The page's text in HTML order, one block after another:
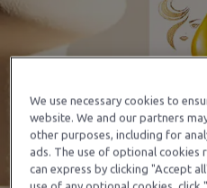
We use necessary cookies to
website. We and our partners
other purposes, including for
ads. The use of optional cookies
can express by clicking "Accept